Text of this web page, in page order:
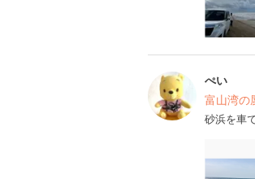
ぺい
富山湾
砂浜を車